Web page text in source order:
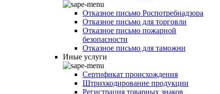
Отказное письмо Роспотребнадзора
Отказное письмо для торговли
Отказное письмо пожарной
безопасности
Отказное письмо для таможни
Иные услуги
Сертификат происхождения
Штрихкодирование продукции
Регистрация товарных знаков